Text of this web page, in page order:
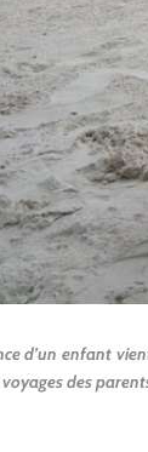
d’un enfant
des